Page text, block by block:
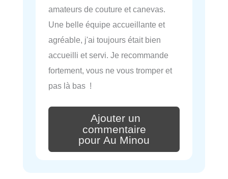
amateurs de couture et canevas.
Une belle équipe accueillante et
agréable, j'ai toujours était bien
accueilli et servi. Je recommande
fortement, vous ne vous tromper et
pas là bas !
Ajouter un
commentaire
pour Au Minou